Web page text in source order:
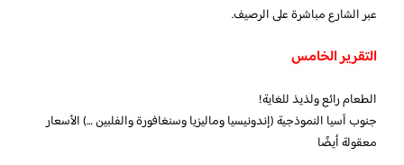
عبر الشارع مباشرة على الرصيف.
التقرير الخامس
الطعام رائع ولذيذ للغاية!
جنوب آسيا النموذجية (إندونيسيا وماليزيا وسنغافورة والفلبين …) الأسعار
معقولة أيضًا